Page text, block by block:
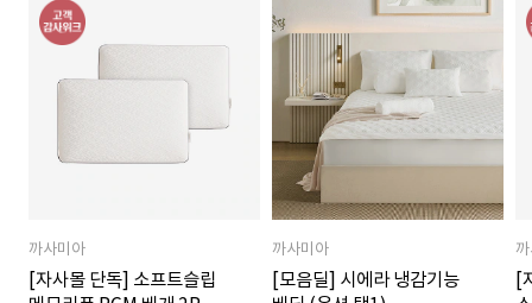
까사미아
[자사몰 단독] 소프트슬립
까사미아
[모음딜] 시에라 냉감기능
[